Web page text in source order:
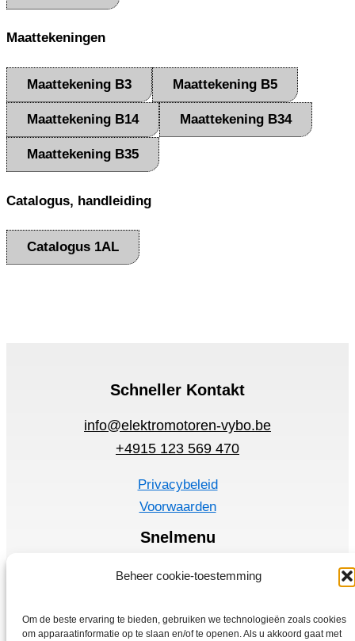
Beheer cookie-toestemming
Om de beste ervaring te bieden, gebruiken we technologieën zoals cookies
om apparaatinformatie op te slaan en/of te openen. Als u akkoord gaat met
Maattekeningen
Maattekening B3 Maattekening B5
Maattekening B14 Maattekening B34
Maattekening B35
Catalogus, handleiding
Catalogus 1AL
Schneller Kontakt
info@elektromotoren-vybo.be
+4915 123 569 470
Privacybeleid
Voorwaarden
Snelmenu
Elektromotoren
Thuis